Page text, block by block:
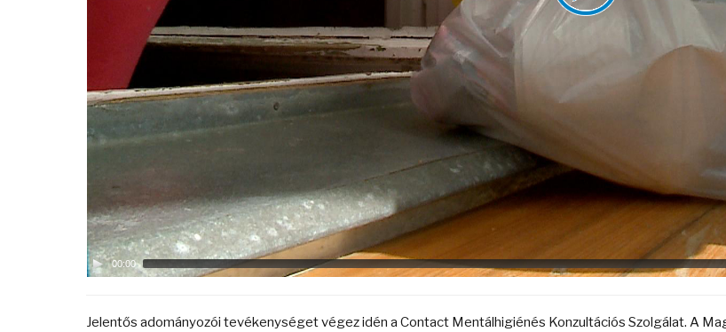
00:00
Jelentős adományozói tevékenységet végez idén a Contact Mentálhigiénés Konzultációs Szolgálat. A